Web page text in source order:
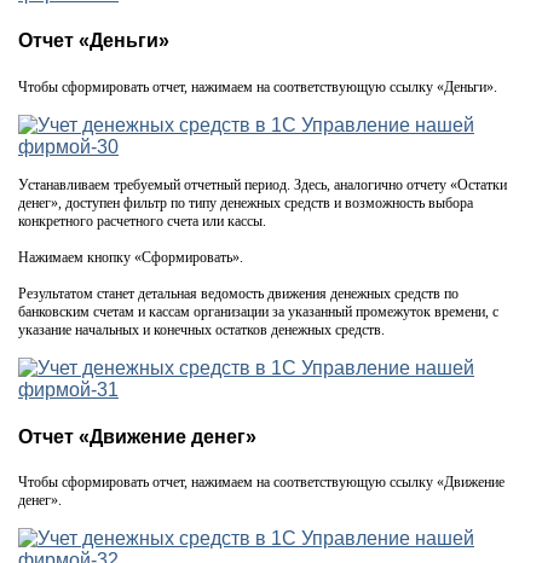
Отчет «Деньги»
Чтобы сформировать отчет, нажимаем на соответствующую ссылку «Деньги».
Устанавливаем требуемый отчетный период. Здесь, аналогично отчету «Остатки
денег», доступен фильтр по типу денежных средств и возможность выбора
конкретного расчетного счета или кассы.
Нажимаем кнопку «Сформировать».
Результатом станет детальная ведомость движения денежных средств по
банковским счетам и кассам организации за указанный промежуток времени, с
указание начальных и конечных остатков денежных средств.
Отчет «Движение денег»
Чтобы сформировать отчет, нажимаем на соответствующую ссылку «Движение
денег».